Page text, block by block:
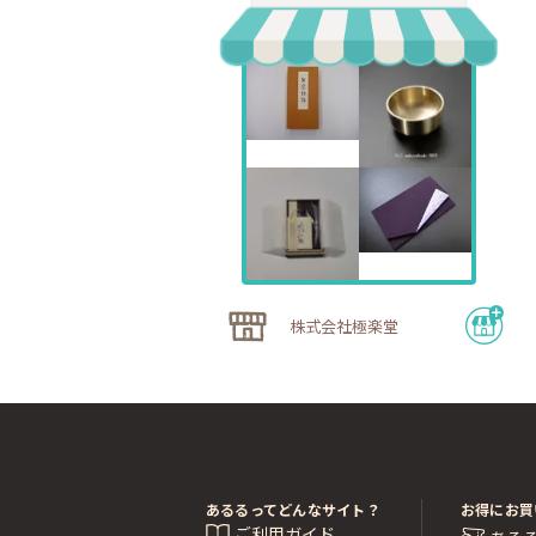
株式会社極楽堂
あるるってどんなサイト？ お得にお